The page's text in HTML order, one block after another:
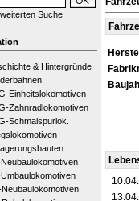
Suche
& Hintergründe
Einheitslokomotiven
Zahnradlokomotiven
Schmalspurlok.
Neubaulokomotiven